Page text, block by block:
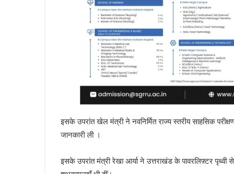
इसके उपरांत खेल मंत्री ने नवनिर्मित राज्य स्तरीय साहसिक
जानकारी ली ।
इसके उपरांत मंत्री रेखा आर्या ने उत्तराखंड के पावरलिफ़्टर पृथ्वी